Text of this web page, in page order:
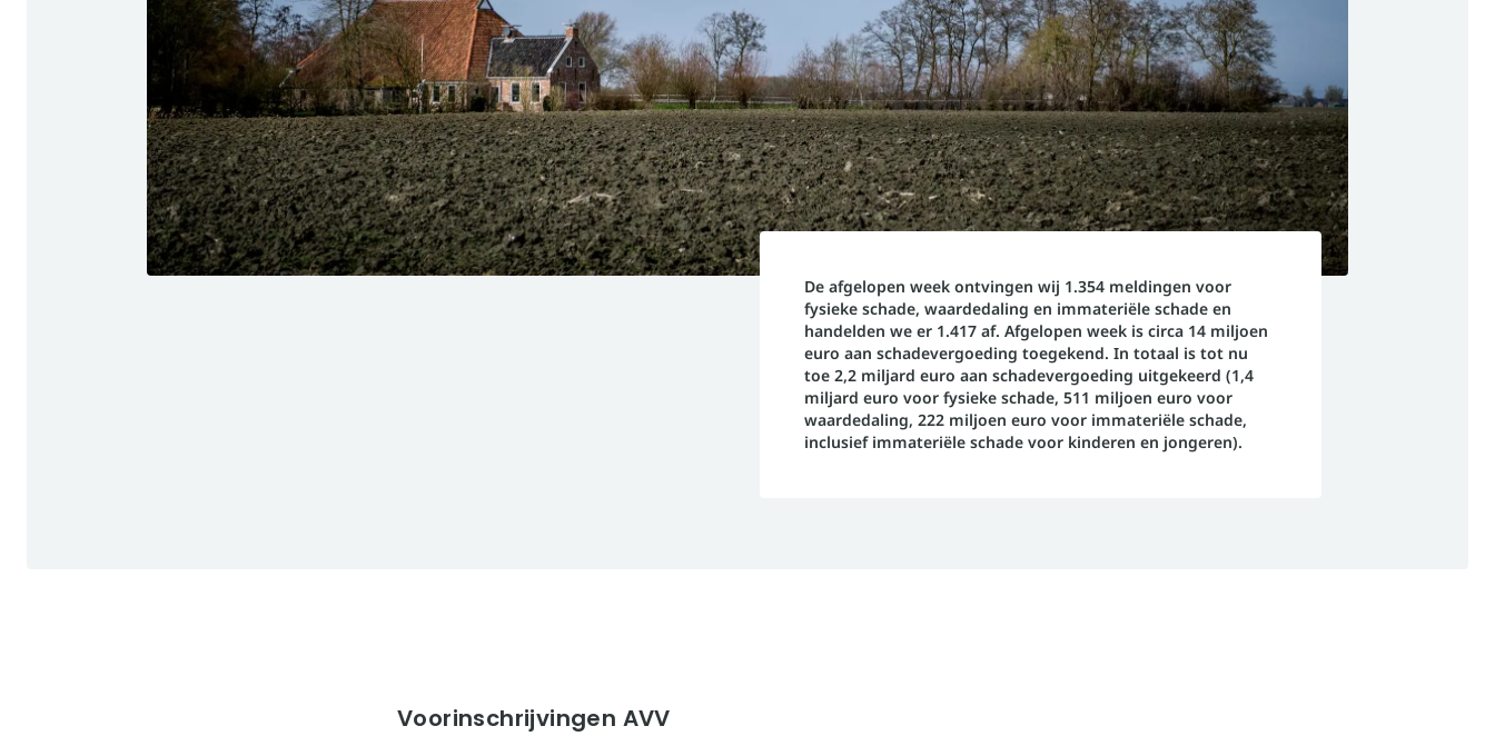
De afgelopen week ontvingen wij 1.354 meldingen voor
fysieke schade, waardedaling en immateriële schade en
handelden we er 1.417 af. Afgelopen week is circa 14 miljoen
euro aan schadevergoeding toegekend. In totaal is tot nu
toe 2,2 miljard euro aan schadevergoeding uitgekeerd (1,4
miljard euro voor fysieke schade, 511 miljoen euro voor
waardedaling, 222 miljoen euro voor immateriële schade,
inclusief immateriële schade voor kinderen en jongeren).
Voorinschrijvingen AVV